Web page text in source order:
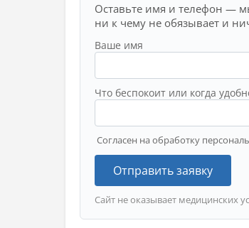
Оставьте имя и телефон —
ни к чему не обязывает и
Ваше имя
Что беспокоит или когда
Согласен на обработку
Отправить заявку
Сайт не оказывает медицинских